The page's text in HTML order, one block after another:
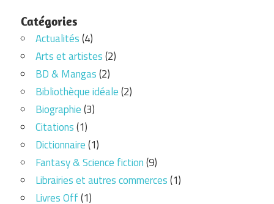
Catégories
Actualités(4)
Arts et artistes(2)
BD & Mangas(2)
Bibliothèque idéale(2)
Biographie(3)
Citations(1)
Dictionnaire(1)
Fantasy & Science fiction(9)
Librairies et autres commerces(1)
Livres Off(1)